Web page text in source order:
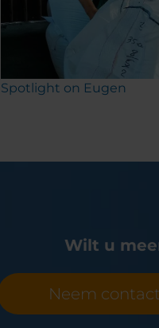
Spotlight on Eugen
Wilt u
Neem